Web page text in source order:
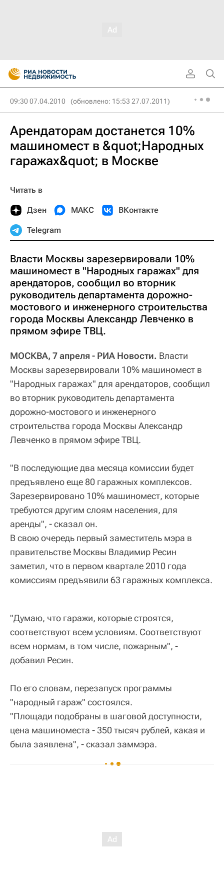
09:30 07.04.2010 (обновлено: 15:53 27.07.2011)
Арендаторам достанется 10%
машиномест в &quot;Народных
гаражах&quot; в Москве
Читать в
Дзен МАКС ВКонтакте
Telegram
Власти Москвы зарезервировали 10%
машиномест в "Народных гаражах" для
арендаторов, сообщил во вторник
руководитель департамента дорожно-
мостового и инженерного строительства
города Москвы Александр Левченко в
прямом эфире ТВЦ.
МОСКВА, 7 апреля - РИА Новости. Власти
Москвы зарезервировали 10% машиномест в
"Народных гаражах" для арендаторов, сообщил
во вторник руководитель департамента
дорожно-мостового и инженерного
строительства города Москвы Александр
Левченко в прямом эфире ТВЦ.
"В последующие два месяца комиссии будет
предъявлено еще 80 гаражных комплексов.
Зарезервировано 10% машиномест, которые
требуются другим слоям населения, для
аренды", - сказал он.
В свою очередь первый заместитель мэра в
правительстве Москвы Владимир Ресин
заметил, что в первом квартале 2010 года
комиссиям предъявили 63 гаражных комплекса.
"Думаю, что гаражи, которые строятся,
соответствуют всем условиям. Соответствуют
всем нормам, в том числе, пожарным", -
добавил Ресин.
По его словам, перезапуск программы
"народный гараж" состоялся.
"Площади подобраны в шаговой доступности,
цена машиноместа - 350 тысяч рублей, какая и
была заявлена", - сказал заммэра.